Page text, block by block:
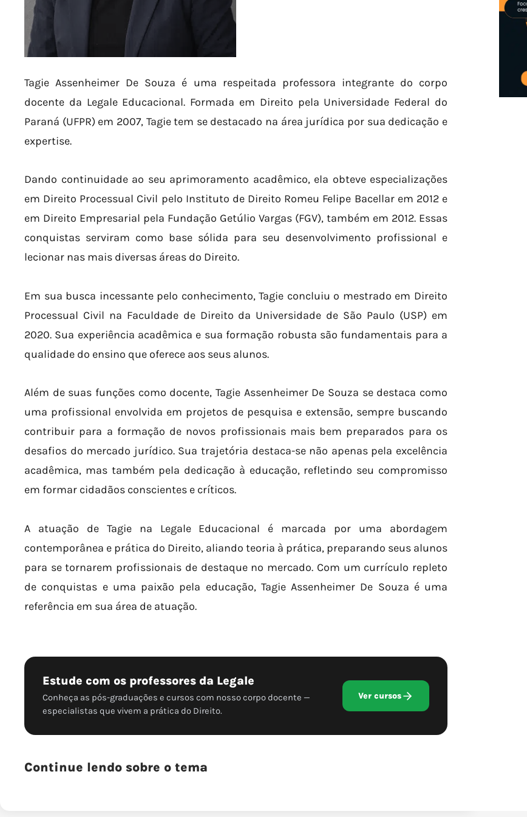
Tagie Assenheimer De Souza é uma respeitada professora integrante do corpo
docente da Legale Educacional. Formada em Direito pela Universidade Federal do
Paraná (UFPR) em 2007, Tagie tem se destacado na área jurídica por sua dedicação e
expertise.
Dando continuidade ao seu aprimoramento acadêmico, ela obteve especializações
em Direito Processual Civil pelo Instituto de Direito Romeu Felipe Bacellar em 2012 e
em Direito Empresarial pela Fundação Getúlio Vargas (FGV), também em 2012. Essas
conquistas serviram como base sólida para seu desenvolvimento profissional e
lecionar nas mais diversas áreas do Direito.
Em sua busca incessante pelo conhecimento, Tagie concluiu o mestrado em Direito
Processual Civil na Faculdade de Direito da Universidade de São Paulo (USP) em
2020. Sua experiência acadêmica e sua formação robusta são fundamentais para a
qualidade do ensino que oferece aos seus alunos.
Além de suas funções como docente, Tagie Assenheimer De Souza se destaca como
uma profissional envolvida em projetos de pesquisa e extensão, sempre buscando
contribuir para a formação de novos profissionais mais bem preparados para os
desafios do mercado jurídico. Sua trajetória destaca-se não apenas pela excelência
acadêmica, mas também pela dedicação à educação, refletindo seu compromisso
em formar cidadãos conscientes e críticos.
A atuação de Tagie na Legale Educacional é marcada por uma abordagem
contemporânea e prática do Direito, aliando teoria à prática, preparando seus alunos
para se tornarem profissionais de destaque no mercado. Com um currículo repleto
de conquistas e uma paixão pela educação, Tagie Assenheimer De Souza é uma
referência em sua área de atuação.
Estude com os professores da Legale
Conheça as pós-graduações e cursos com nosso corpo docente —
especialistas que vivem a prática do Direito.
Ver cursos
Continue lendo sobre o tema